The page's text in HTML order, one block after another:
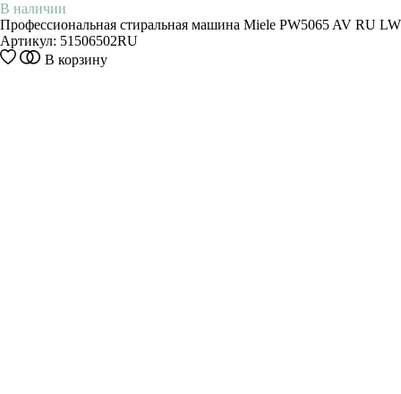
В наличии
Профессиональная стиральная машина Miele PW5065 AV RU LW
Артикул: 51506502RU
В корзину